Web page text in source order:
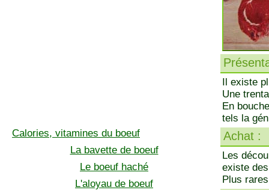
Calories, vitamines du boeuf
La bavette de boeuf
Le boeuf haché
L'aloyau de boeuf
Il existe
Une
En
tels la
Achat :
Les
existe
Plus